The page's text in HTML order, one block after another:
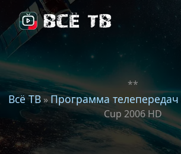
**
Всё ТВ»Программа телепередач
Cup 2006 HD